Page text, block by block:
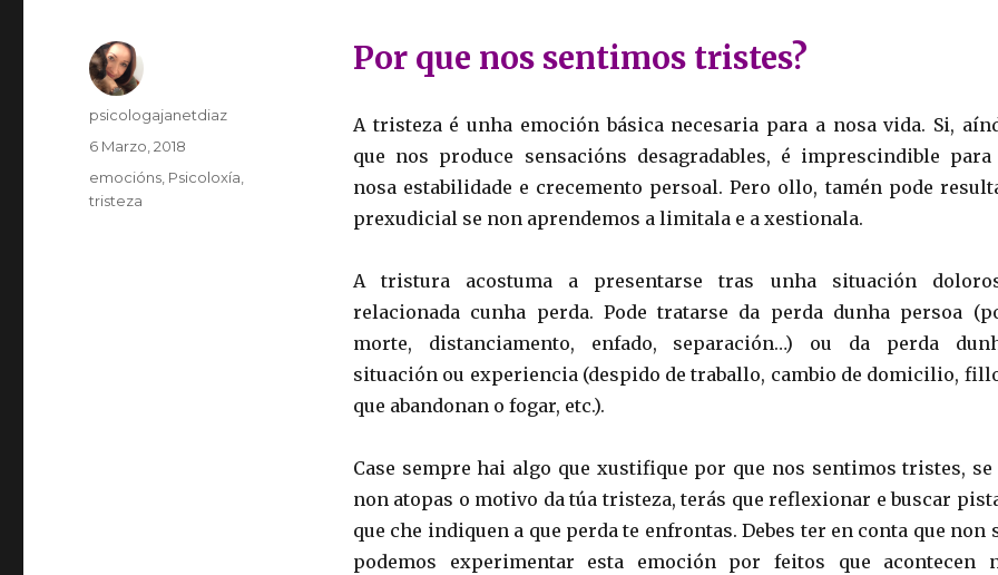
Por que nos sentimos tristes?
A tristeza é unha emoción básica necesaria para a nosa vida. Si,
que nos produce sensacións desagradables, é imprescindible para
nosa estabilidade e crecemento persoal. Pero ollo, tamén pode
prexudicial se non aprendemos a limitala e a xestionala.
A tristura acostuma a presentarse tras unha situación
relacionada cunha perda. Pode tratarse da perda dunha persoa
morte, distanciamento, enfado, separación…) ou da perda
situación ou experiencia (despido de traballo, cambio de domicilio,
que abandonan o fogar, etc.).
Case sempre hai algo que xustifique por que nos sentimos tristes,
non atopas o motivo da túa tristeza, terás que reflexionar e buscar
que che indiquen a que perda te enfrontas. Debes ter en conta que non
podemos experimentar esta emoción por feitos que acontecen
Autor
psicologajanetdiaz
Publicado
6 Marzo, 2018
Categorias
emocións Psicoloxía
tristeza